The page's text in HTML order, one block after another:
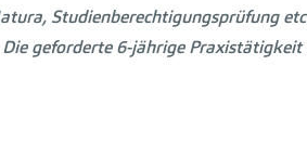
Studienberechtigungsprüfung
geforderte 6-jährige